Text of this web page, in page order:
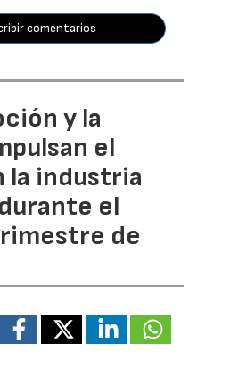
comentarios
y la
el
la industria
el
de